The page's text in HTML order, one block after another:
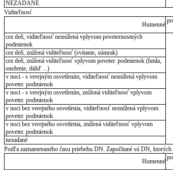
NEZADANÉ
Viditeľnosť
Humenné
cez deň, viditeľnosť neznížená vplyvom poveternostných
podmienok
cez deň, znížená viditeľnosť (svitanie, súmrak)
cez deň, znížená viditeľnosť vplyvom poveter. podmienok (hmla,
sneženie, dážď ...)
v noci - s verejným osvetlením, viditeľnosť neznížená vplyvom
poveter. podmienok
v noci - s verejným osvetlením, znížená viditeľnosť vplyvom
poveter. podmienok
v noci bez verejného osvetlenia, viditeľnosť neznížená vplyvom
poveter. podmienok
v noci bez verejného osvetlenia, znížená viditeľnosť vplyvom
poveter. podmienok
nezadané
Podľa zaznamenaného času priebehu DN. Započítané sú DN,
Humenné